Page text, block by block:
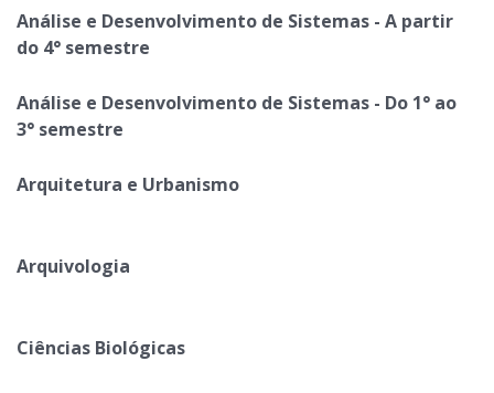
Análise e Desenvolvimento de Sistemas - A partir
do 4° semestre
Análise e Desenvolvimento de Sistemas - Do 1° ao
3° semestre
Arquitetura e Urbanismo
Arquivologia
Ciências Biológicas